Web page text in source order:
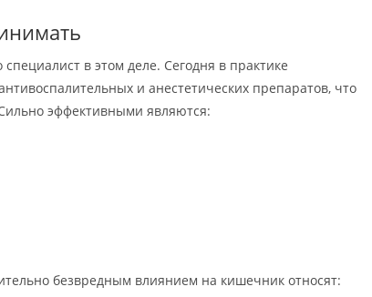
в этом деле. Сегодня в практике
и анестетических препаратов, что
эффективными являются:
безвредным влиянием на кишечник относят: